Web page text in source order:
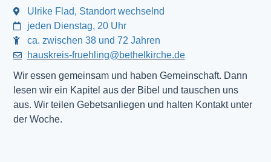
Ulrike Flad, Standort wechselnd
jeden Dienstag, 20 Uhr
ca. zwischen 38 und 72 Jahren
hauskreis-fruehling@bethelkirche.de
Wir essen gemeinsam und haben Gemeinschaft. Dann
lesen wir ein Kapitel aus der Bibel und tauschen uns
aus. Wir teilen Gebetsanliegen und halten Kontakt unter
der Woche.